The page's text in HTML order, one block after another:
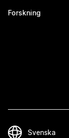
Forskning